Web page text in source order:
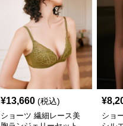
¥13,660 (税込)
ショーツ 繊細レース美
¥
ショ